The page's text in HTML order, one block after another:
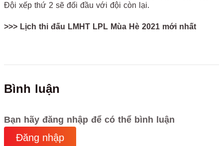
Đội xếp thứ 2 sẽ đối đầu với đội còn lại.
>>> Lịch thi đấu LMHT LPL Mùa Hè 2021 mới nhất
Bình luận
Bạn hãy đăng nhập để có thể bình luận
Đăng nhập